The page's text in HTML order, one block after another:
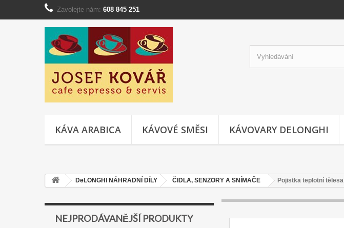
Zavolejte nám: 608 845 251
KÁVA ARABICA KÁVOVÉ SMĚSI KÁVOVARY DELONGHI
DeLONGHI NÁHRADNÍ DÍLY ČIDLA, SENZORY A SNÍMAČE Pojistka teplotní tělesa
NEJPRODÁVANĚJŠÍ PRODUKTY